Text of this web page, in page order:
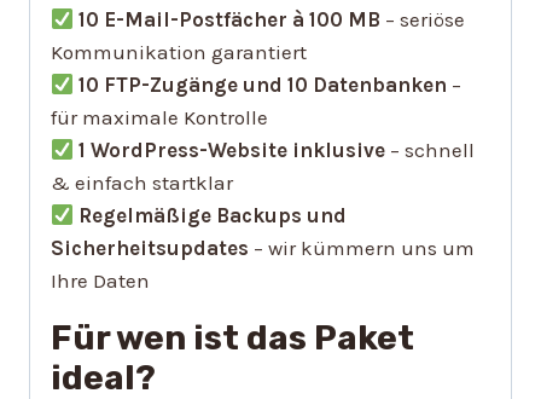
10 E-Mail-Postfächer à 100 MB – seriöse
Kommunikation garantiert
10 FTP-Zugänge und 10 Datenbanken –
für maximale Kontrolle
1 WordPress-Website inklusive – schnell
& einfach startklar
Regelmäßige Backups und
Sicherheitsupdates – wir kümmern uns um
Ihre Daten
Für wen ist das Paket
ideal?